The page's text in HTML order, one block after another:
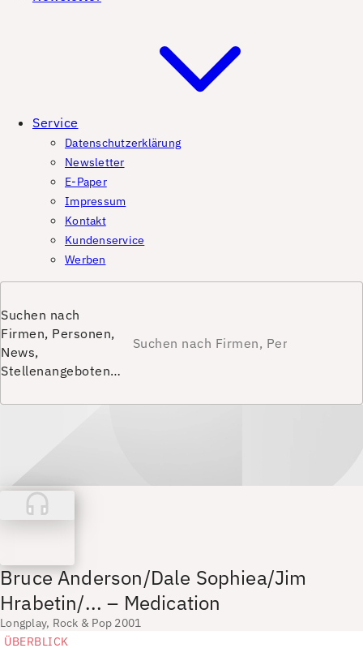
Service
Datenschutzerklärung
Newsletter
E-Paper
Impressum
Kontakt
Kundenservice
Werben
Suchen nach
Firmen, Personen,
News,
Stellenangeboten…
Bruce Anderson/Dale Sophiea/Jim
Hrabetin/... – Medication
Longplay, Rock & Pop 2001
ÜBERBLICK